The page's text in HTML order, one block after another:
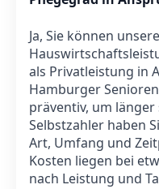
Ja, Sie können
als Privatleistung in
Hamburger
präventiv, um
Selbstzahler haben
Art, Umfang und
Kosten liegen bei
nach Leistung und